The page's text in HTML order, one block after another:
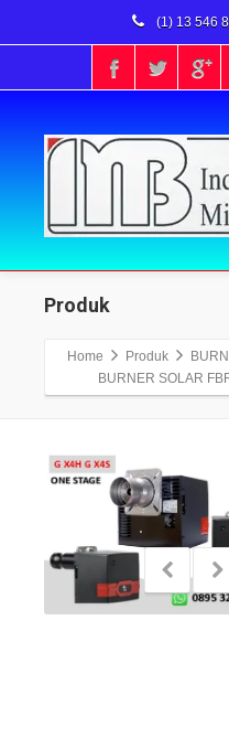
(1) 13 546
Produk
Home Produk
BURNER SOLAR